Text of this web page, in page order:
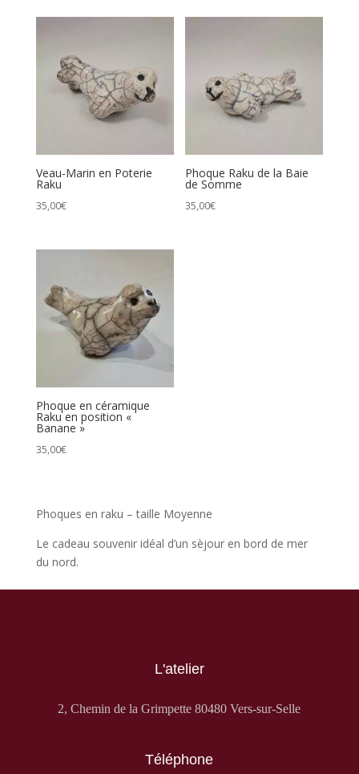
Veau-Marin en Poterie
Raku
35,00€
Phoque Raku de la Baie
de Somme
35,00€
Phoque en céramique
Raku en position «
Banane »
35,00€
Phoques en raku – taille Moyenne
Le cadeau souvenir idéal d’un sèjour en bord de mer
du nord.
L'atelier
2, Chemin de la Grimpette 80480 Vers-sur-Selle
Téléphone